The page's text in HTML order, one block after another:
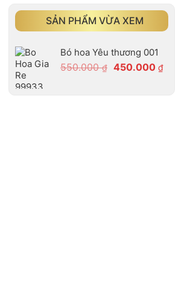
SẢN PHẨM VỪA XEM
Bó hoa Yêu thương 001
550.000₫ Giá
450.000 ₫Giá